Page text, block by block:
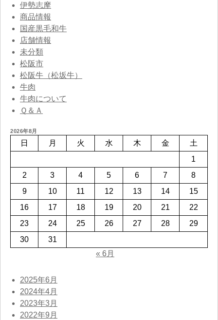
伊勢志摩
商品情報
国産黒毛和牛
店舗情報
未分類
松阪市
松阪牛（松坂牛）
牛肉
牛肉について
Ｑ＆Ａ
2026年8月
日 月 火 水 木 金
土
1
2
3 4 5 6 7
8
9
10 11 12 13 14
15
16
17 18 19 20 21
22
23
24 25 26 27 28
29
30
31
« 6月
2025年6月
2024年4月
2023年3月
2022年9月